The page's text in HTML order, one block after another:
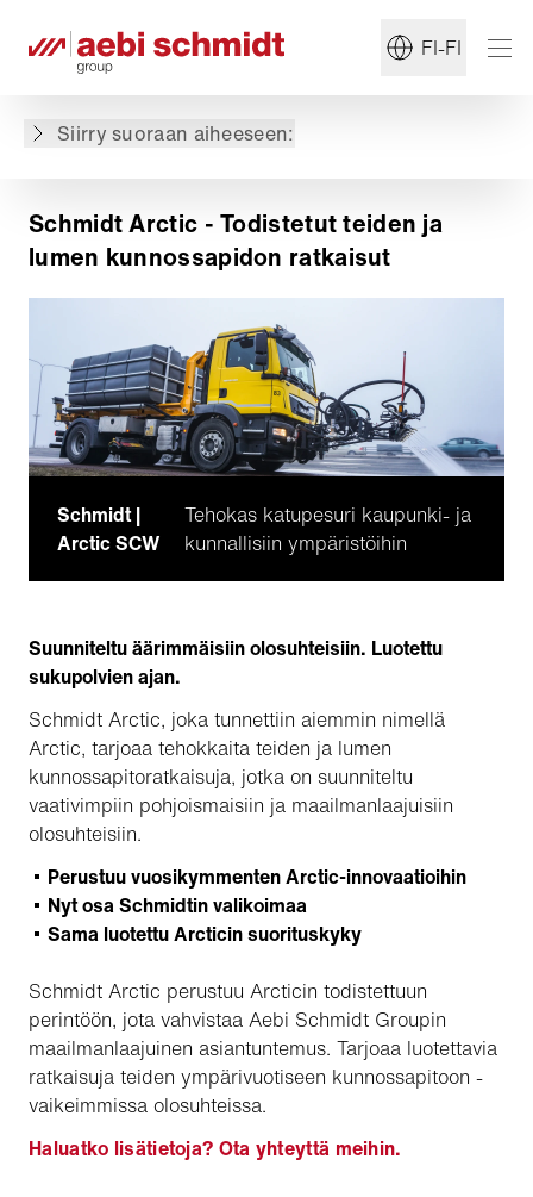
FI-FI
Siirry suoraan aiheeseen:
Schmidt Arcticin ratkaisut
Sovellusalueet
Arktinen perintö
Schmidt Arctic - Todistetut teiden ja
lumen kunnossapidon ratkaisut
Schmidt |
Arctic SCW
Tehokas katupesuri kaupunki- ja
kunnallisiin ympäristöihin
Suunniteltu äärimmäisiin olosuhteisiin. Luotettu
sukupolvien ajan.
Schmidt Arctic, joka tunnettiin aiemmin nimellä
Arctic, tarjoaa tehokkaita teiden ja lumen
kunnossapitoratkaisuja, jotka on suunniteltu
vaativimpiin pohjoismaisiin ja maailmanlaajuisiin
olosuhteisiin.
Perustuu vuosikymmenten Arctic-innovaatioihin
Nyt osa Schmidtin valikoimaa
Sama luotettu Arcticin suorituskyky
Schmidt Arctic perustuu Arcticin todistettuun
perintöön, jota vahvistaa Aebi Schmidt Groupin
maailmanlaajuinen asiantuntemus. Tarjoaa luotettavia
ratkaisuja teiden ympärivuotiseen kunnossapitoon -
vaikeimmissa olosuhteissa.
Haluatko lisätietoja? Ota yhteyttä meihin.